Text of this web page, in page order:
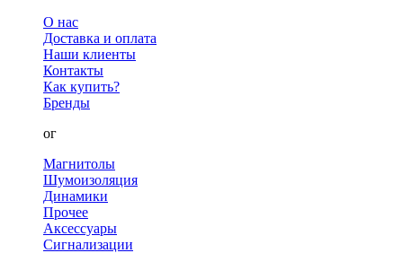
О нас
Доставка и оплата
Наши клиенты
Контакты
Как купить?
Бренды
Каталог
Магнитолы
Шумоизоляция
Динамики
Прочее
Аксессуары
Сигнализации